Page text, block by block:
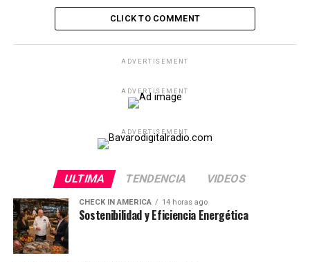
CLICK TO COMMENT
ADVERTISEMENT
ADVERTISEMENT
ADVERTISEMENT
ULTIMA TENDENCIA VIDEOS
CHECK IN AMERICA 14 horas ago
Sostenibilidad y Eficiencia Energética